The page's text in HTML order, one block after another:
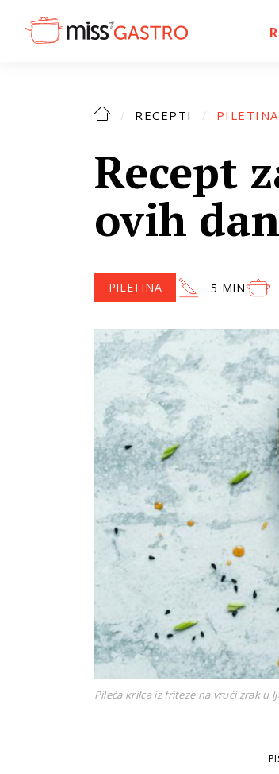
RECEPTI PILETINA
Recept
ovih
PILETINA 5 MIN
Pileća krilca iz friteze na vrući zrak u